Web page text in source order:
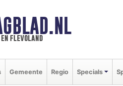
flevoland
Gemeente Regio Specials